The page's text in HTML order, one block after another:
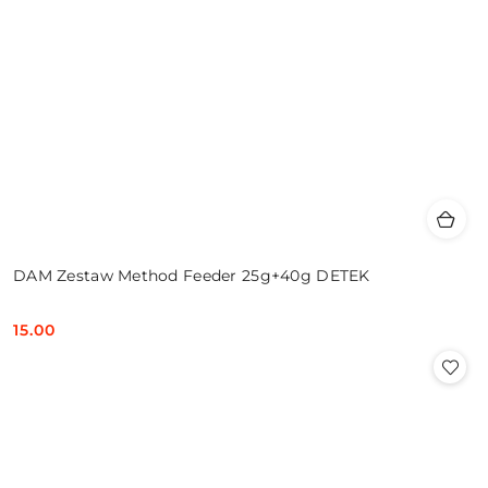
DAM Zestaw Method Feeder 25g+40g DETEK
Cena:
15.00